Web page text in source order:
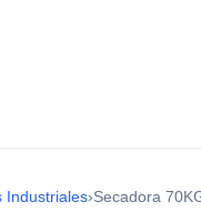
Industriales›Secadora